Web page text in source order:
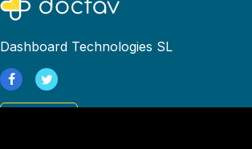
Dashboard Technologies SL